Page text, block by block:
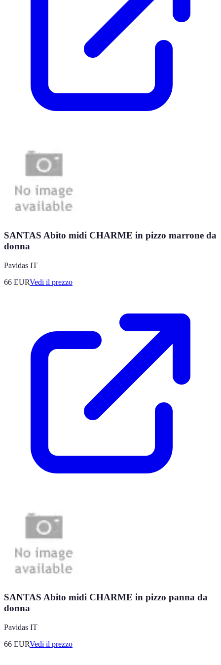
SANTAS Abito midi CHARME in pizzo marrone da
donna
Pavidas IT
66 EURVedi il prezzo
SANTAS Abito midi CHARME in pizzo panna da
donna
Pavidas IT
66 EURVedi il prezzo